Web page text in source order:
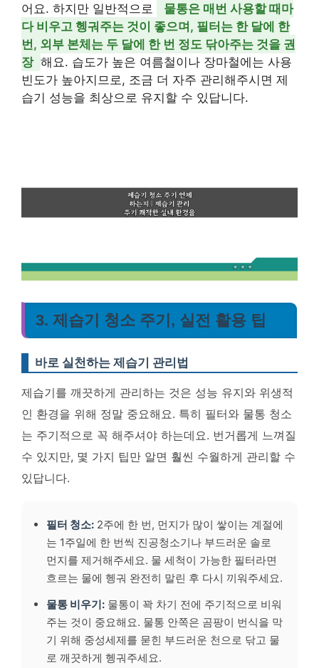
어요. 하지만 일반적으로
물통은 매번 사용할 때마
다 비우고 헹궈주는 것이 좋으며, 필터는 한 달에 한
번, 외부 본체는 두 달에 한 번 정도 닦아주는 것을 권
장 해요. 습도가 높은 여름철이나 장마철에는 사용
빈도가 높아지므로, 조금 더 자주 관리해주시면 제
습기 성능을 최상으로 유지할 수 있답니다.
3. 제습기 청소 주기, 실전 활용 팁
바로 실천하는 제습기 관리법
제습기를 깨끗하게 관리하는 것은 성능 유지와 위생적
인 환경을 위해 정말 중요해요. 특히 필터와 물통 청소
는 주기적으로 꼭 해주셔야 하는데요. 번거롭게 느껴질
수 있지만, 몇 가지 팁만 알면 훨씬 수월하게 관리할 수
있답니다.
필터 청소: 2주에 한 번, 먼지가 많이 쌓이는 계절에
는 1주일에 한 번씩 진공청소기나 부드러운 솔로
먼지를 제거해주세요. 물 세척이 가능한 필터라면
흐르는 물에 헹궈 완전히 말린 후 다시 끼워주세요.
물통 비우기: 물통이 꽉 차기 전에 주기적으로 비워
주는 것이 중요해요. 물통 안쪽은 곰팡이 번식을 막
기 위해 중성세제를 묻힌 부드러운 천으로 닦고 물
로 깨끗하게 헹궈주세요.